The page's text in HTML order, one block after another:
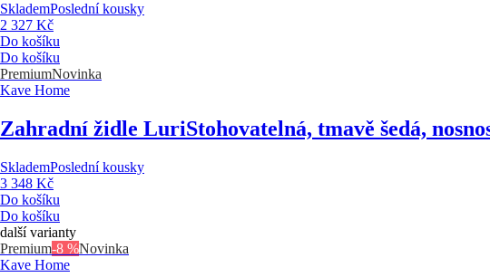
SklademPoslední kousky
2 327 Kč
Do košíku
Do košíku
PremiumNovinka
Kave Home
Zahradní židle LuriStohovatelná, tmavě šedá,
SklademPoslední kousky
3 348 Kč
Do košíku
Do košíku
další varianty
Premium-8 %Novinka
Kave Home